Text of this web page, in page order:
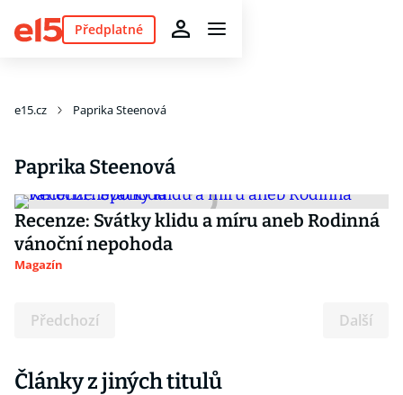
Předplatné
e15.cz Paprika Steenová
Paprika Steenová
Recenze: Svátky klidu a míru aneb Rodinná
vánoční nepohoda
Magazín
Předchozí Další
Články z jiných titulů